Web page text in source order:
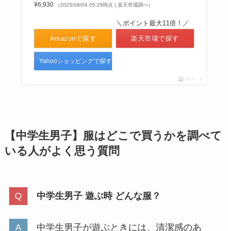
¥6,930
（2025/08/04 05:25時点 | 楽天市場調べ）
Amazonで探す
＼ポイント最大11倍！／
楽天市場で探す
Yahooショッピングで探す
ポチップ
【中学生男子】服はどこで買うかを調べて
いる人がよく思う質問
中学生男子 遊ぶ時 どんな服？
中学生男子が遊ぶときには、清潔感のあ